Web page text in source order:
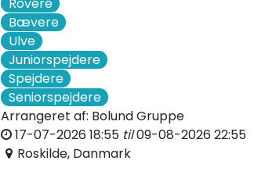
Bævere
Ulve
Juniorspejdere
Spejdere
Seniorspejdere
Arrangeret af: Bolund Gruppe
17-07-2026 18:55 til09-08-2026 22:55
Roskilde, Danmark